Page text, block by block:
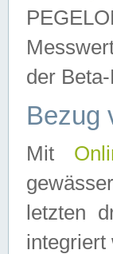
der
Bezug
Mit
letzten
integriert